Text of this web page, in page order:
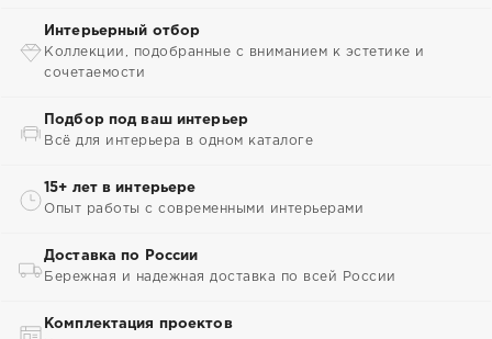
Интерьерный отбор
Коллекции, подобранные с вниманием к эстетике и
сочетаемости
Подбор под ваш интерьер
Всё для интерьера в одном каталоге
15+ лет в интерьере
Опыт работы с современными интерьерами
Доставка по России
Бережная и надежная доставка по всей России
Комплектация проектов